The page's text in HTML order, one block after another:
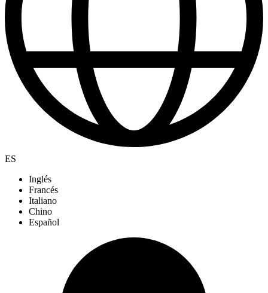
ES
Inglés
Francés
Italiano
Chino
Español